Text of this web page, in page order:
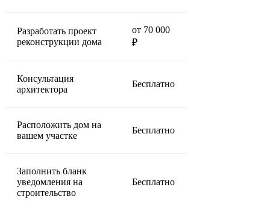
Разработать проект
реконструкции дома
от 70 000
₽
Консультация
архитектора
Бесплатно
Расположить дом на
вашем участке
Бесплатно
Заполнить бланк
уведомления на
строительство
Бесплатно